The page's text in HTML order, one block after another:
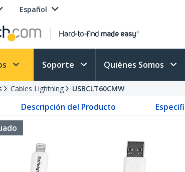
Español
Soporte Quiénes Somos
Cables Lightning USBCLT60CMW
Descripción del Producto